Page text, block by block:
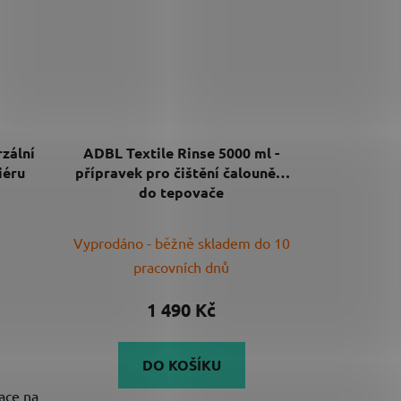
na
ADBL Textile Rinse 5000 ml -
přípravek pro čištění čalounění
do tepovače
hodnocení
produktu
z
5
Vyprodáno - běžně skladem do 10
pracovních dnů
1 490 Kč
DO KOŠÍKU